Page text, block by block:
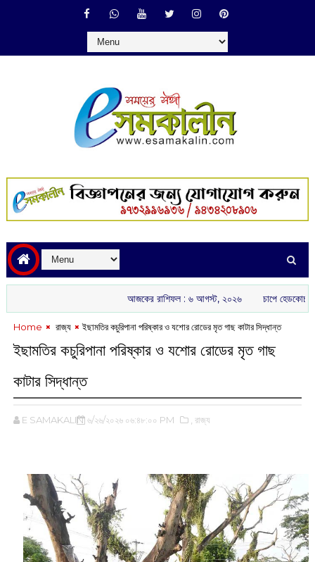
আজকের রাশিফল :‌ ‌‌৬ আগস্ট, ২০২৬ চাপে হেডকোচ গৌতম
Home ‌ রাজ্য ইছামতির কচুরিপানা পরিষ্কার ও যশোর রোডের মৃত গাছ কাটার সিদ্ধান্ত
ইছামতির কচুরিপানা পরিষ্কার ও যশোর রোডের মৃত গাছ
কাটার সিদ্ধান্ত
E SAMAKALIN ৬/২৬/২০২৬ ০৬:৪৮:০০ PM ,‌ রাজ্য